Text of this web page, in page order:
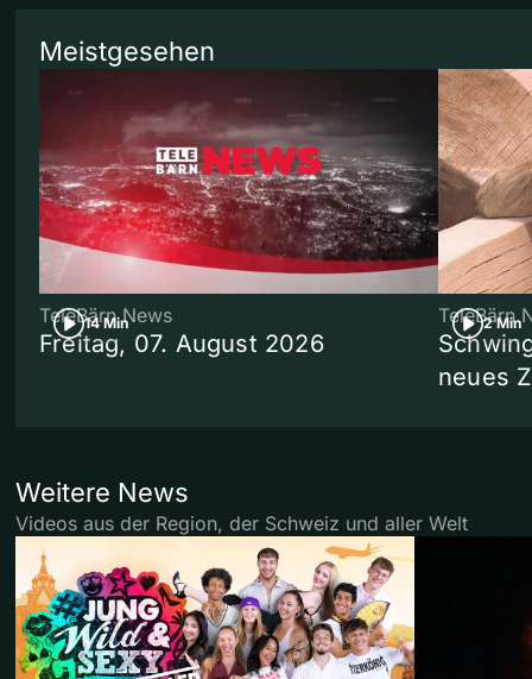
Meistgesehen
14 Min
TeleBärn News
Freitag, 07. August 2026
2 Min
TeleBärn
neues
Weitere News
Videos aus der Region, der Schweiz und aller Welt